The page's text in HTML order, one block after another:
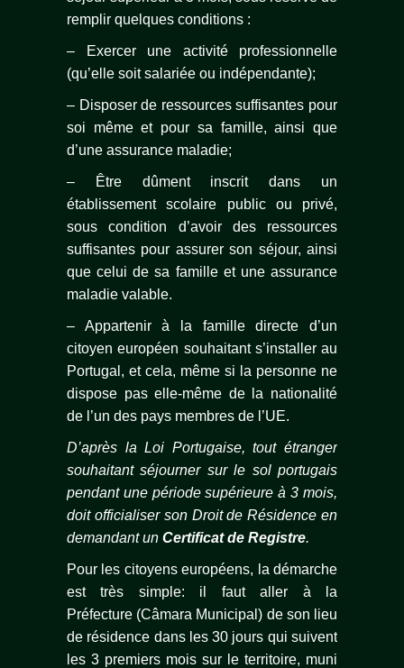
remplir quelques conditions :
– Exercer une activité professionnelle
(qu’elle soit salariée ou indépendante);
– Disposer de ressources suffisantes pour
soi même et pour sa famille, ainsi que
d’une assurance maladie;
– Être dûment inscrit dans un
établissement scolaire public ou privé,
sous condition d’avoir des ressources
suffisantes pour assurer son séjour, ainsi
que celui de sa famille et une assurance
maladie valable.
– Appartenir à la famille directe d’un
citoyen européen souhaitant s’installer au
Portugal, et cela, même si la personne ne
dispose pas elle-même de la nationalité
de l’un des pays membres de l’UE.
D’après la Loi Portugaise, tout étranger
souhaitant séjourner sur le sol portugais
pendant une période supérieure à 3 mois,
doit officialiser son Droit de Résidence en
demandant un Certificat de Registre.
Pour les citoyens européens, la démarche
est très simple: il faut aller à la
Préfecture (Câmara Municipal) de son lieu
de résidence dans les 30 jours qui suivent
les 3 premiers mois sur le territoire, muni